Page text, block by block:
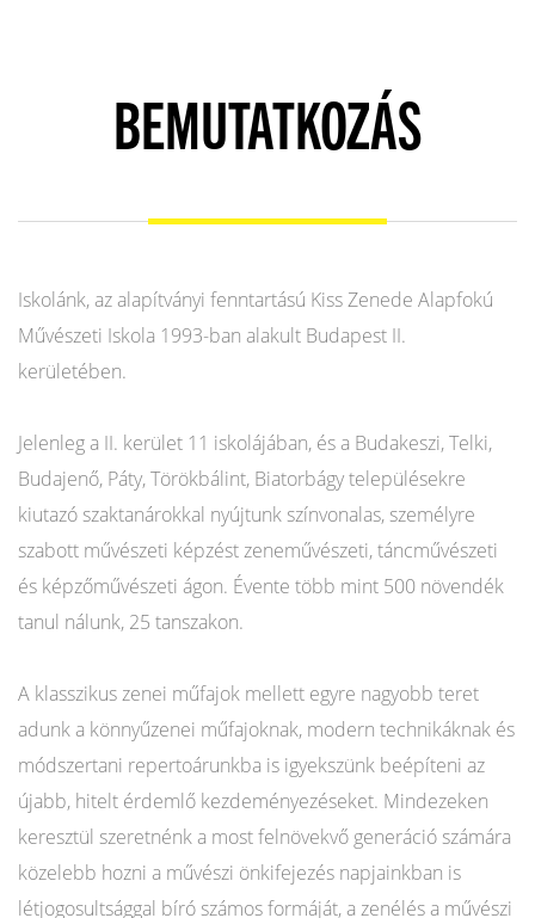
BEMUTATKOZÁS
Iskolánk, az alapítványi fenntartású Kiss Zenede Alapfokú
Művészeti Iskola 1993-ban alakult Budapest II.
kerületében.
Jelenleg a II. kerület 11 iskolájában, és a Budakeszi, Telki,
Budajenő, Páty, Törökbálint, Biatorbágy településekre
kiutazó szaktanárokkal nyújtunk színvonalas, személyre
szabott művészeti képzést zeneművészeti, táncművészeti
és képzőművészeti ágon. Évente több mint 500 növendék
tanul nálunk, 25 tanszakon.
A klasszikus zenei műfajok mellett egyre nagyobb teret
adunk a könnyűzenei műfajoknak, modern technikáknak és
módszertani repertoárunkba is igyekszünk beépíteni az
újabb, hitelt érdemlő kezdeményezéseket. Mindezeken
keresztül szeretnénk a most felnövekvő generáció számára
közelebb hozni a művészi önkifejezés napjainkban is
létjogosultsággal bíró számos formáját, a zenélés a művészi